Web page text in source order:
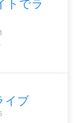
トでラ
イブ